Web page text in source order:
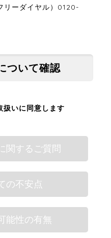
ダイヤル）0120-
ついて確認
扱いに同意します
関するご質問
の不安点
能性の有無